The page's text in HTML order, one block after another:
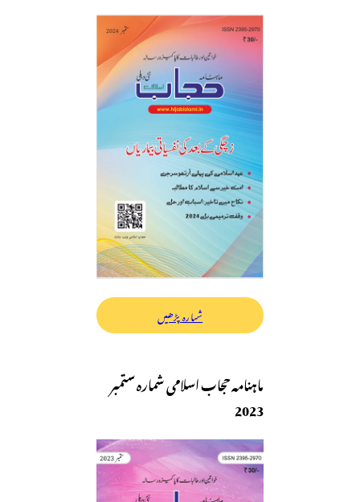
شمارہ پڑھیں
ماہنامہ حجاب اسلامی شمارہ ستمبر
2023